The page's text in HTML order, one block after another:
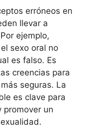
erróneos en
llevar a
ejemplo,
sexo oral no
es falso. Es
creencias para
seguras. La
es clave para
promover un